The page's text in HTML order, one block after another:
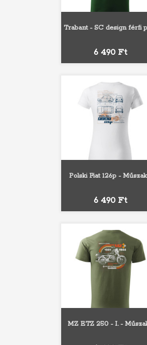
Trabant - SC design férfi
Ár
6 490 Ft
Polski Fiat 126p -
Ár
6 490 Ft
MZ ETZ 250 - I. -